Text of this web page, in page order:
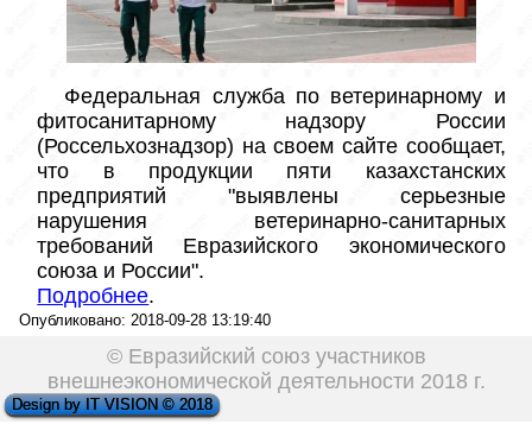
фитосанитарному надзору России
(Россельхознадзор) на своем сайте сообщает,
что в продукции пяти казахстанских
предприятий "выявлены серьезные
нарушения ветеринарно-санитарных
требований Евразийского экономического
Подробнее
Опубликовано: 2018-09-28 13:19:40
© Евразийский союз участников
внешнеэкономической деятельности 2018 г.
Design by IT VISION © 2018